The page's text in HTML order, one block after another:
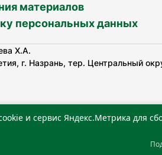
материалов
персональных данных
Х.А.
г. Назрань, тер. Центральный
зарегистрировано Федеральной
№ ФС 77-78323 от 15.05.2020 г.
и сервис Яндекс.Метрика для